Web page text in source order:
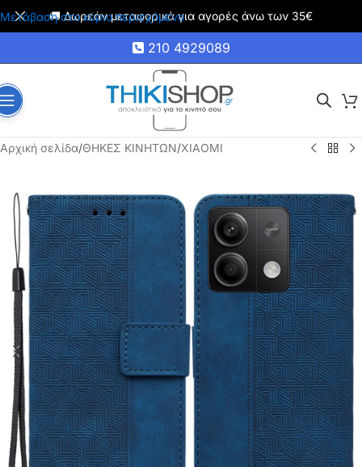
Μετάβαση στο κύριο περιεχόμενο
🚚 Δωρεάν μεταφορικά για αγορές άνω των 35€
210 4929089
Αρχική σελίδα/ΘΗΚΕΣ ΚΙΝΗΤΩΝ/XIAOMI